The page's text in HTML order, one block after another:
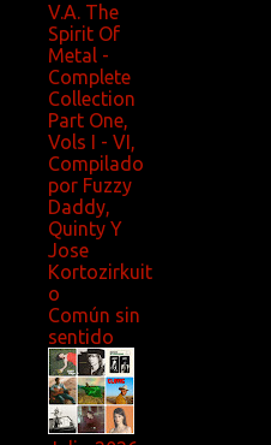
V.A. The
Spirit Of
Metal -
Complete
Collection
Part One,
Vols I - VI,
Compilado
por Fuzzy
Daddy,
Quinty Y
Jose
Kortozirkuit
o
Común sin
sentido